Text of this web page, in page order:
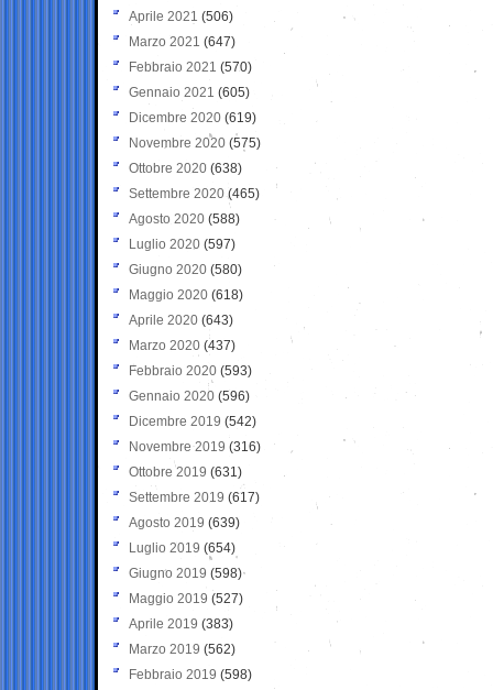
Aprile 2021 (506)
Marzo 2021 (647)
Febbraio 2021 (570)
Gennaio 2021 (605)
Dicembre 2020 (619)
Novembre 2020 (575)
Ottobre 2020 (638)
Settembre 2020(465)
Agosto 2020 (588)
Luglio 2020 (597)
Giugno 2020 (580)
Maggio 2020 (618)
Aprile 2020 (643)
Marzo 2020 (437)
Febbraio 2020 (593)
Gennaio 2020 (596)
Dicembre 2019 (542)
Novembre 2019 (316)
Ottobre 2019 (631)
Settembre 2019 (617)
Agosto 2019 (639)
Luglio 2019 (654)
Giugno 2019 (598)
Maggio 2019 (527)
Aprile 2019 (383)
Marzo 2019 (562)
Febbraio 2019 (598)